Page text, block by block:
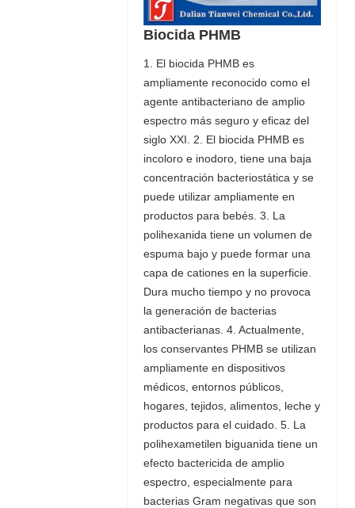
Biocida PHMB
1. El biocida PHMB es
ampliamente reconocido como el
agente antibacteriano de amplio
espectro más seguro y eficaz del
siglo XXI. 2. El biocida PHMB es
incoloro e inodoro, tiene una baja
concentración bacteriostática y se
puede utilizar ampliamente en
productos para bebés. 3. La
polihexanida tiene un volumen de
espuma bajo y puede formar una
capa de cationes en la superficie.
Dura mucho tiempo y no provoca
la generación de bacterias
antibacterianas. 4. Actualmente,
los conservantes PHMB se utilizan
ampliamente en dispositivos
médicos, entornos públicos,
hogares, tejidos, alimentos, leche y
productos para el cuidado. 5. La
polihexametilen biguanida tiene un
efecto bactericida de amplio
espectro, especialmente para
bacterias Gram negativas que son